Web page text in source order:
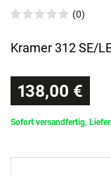
(0)
Kramer 312 SE/
138,00 €
Sofort versandfertig,